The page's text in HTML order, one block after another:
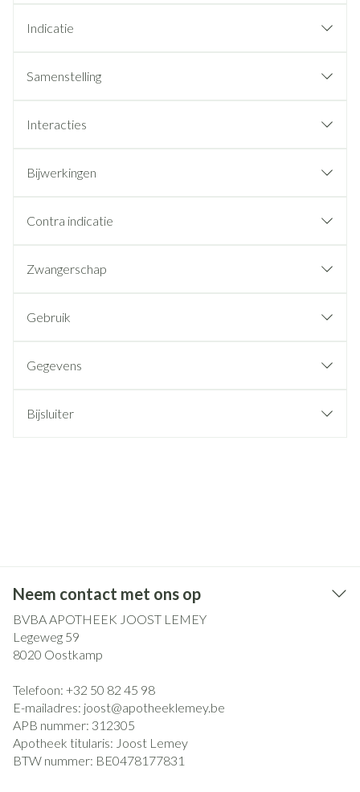
Indicatie
Samenstelling
Interacties
Bijwerkingen
Contra indicatie
Zwangerschap
Gebruik
Gegevens
Bijsluiter
Neem contact met ons op
BVBA APOTHEEK JOOST LEMEY
Legeweg 59
8020 Oostkamp
Telefoon: +32 50 82 45 98
E-mailadres: joost@apotheeklemey.be
APB nummer: 312305
Apotheek titularis: Joost Lemey
BTW nummer: BE0478177831